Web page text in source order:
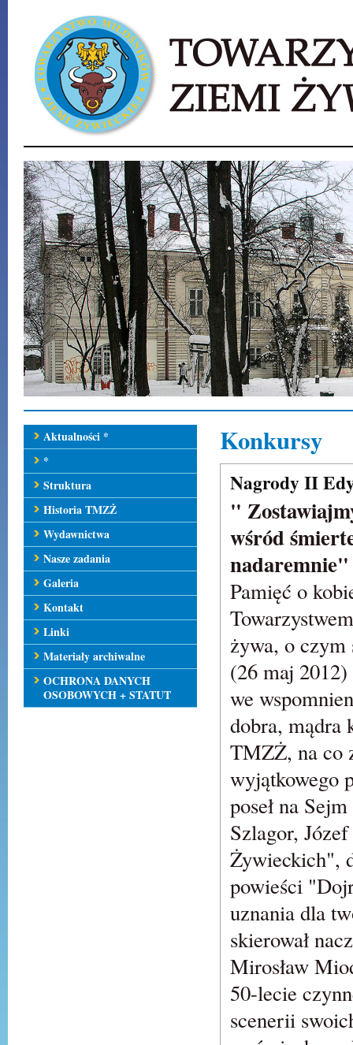
Aktualności *
*
Struktura
Historia TMZŻ
Wydawnictwa
Nasze zadania
Galeria
Kontakt
Linki
Materiały archiwalne
OCHRONA DANYCH
OSOBOWYCH + STATUT
Konkursy
Nagrody II
"
wśród
Pamięć o
żywa, o czym
(26 maj
we
dobra, mądra
TMZŻ, na co
wyjątkowego
poseł na
Szlagor,
Żywieckich",
powieści
uznania dla
skierował
Mirosław
50-lecie
scenerii